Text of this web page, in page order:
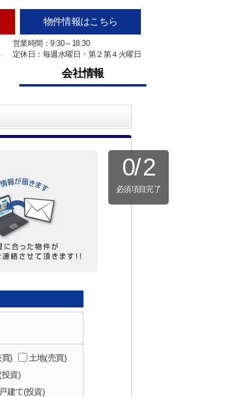
物件情報はこちら
営業時間：9:30～18:30
定休日：毎週水曜日・第２第４火曜日
会社情報
0/2
必須項目完了
)
土地(売買)
投資)
建て(投資)